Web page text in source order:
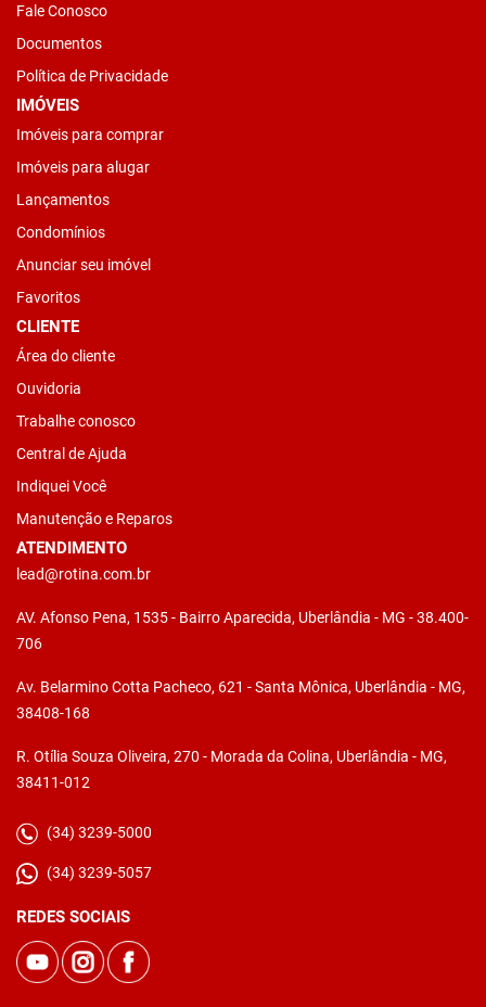
Fale Conosco
Documentos
Política de Privacidade
IMÓVEIS
Imóveis para comprar
Imóveis para alugar
Lançamentos
Condomínios
Anunciar seu imóvel
Favoritos
CLIENTE
Área do cliente
Ouvidoria
Trabalhe conosco
Central de Ajuda
Indiquei Você
Manutenção e Reparos
ATENDIMENTO
lead@rotina.com.br
AV. Afonso Pena, 1535 - Bairro Aparecida, Uberlândia - MG - 38.400-
706
Av. Belarmino Cotta Pacheco, 621 - Santa Mônica, Uberlândia - MG,
38408-168
R. Otília Souza Oliveira, 270 - Morada da Colina, Uberlândia - MG,
38411-012
(34) 3239-5000
(34) 3239-5057
REDES SOCIAIS